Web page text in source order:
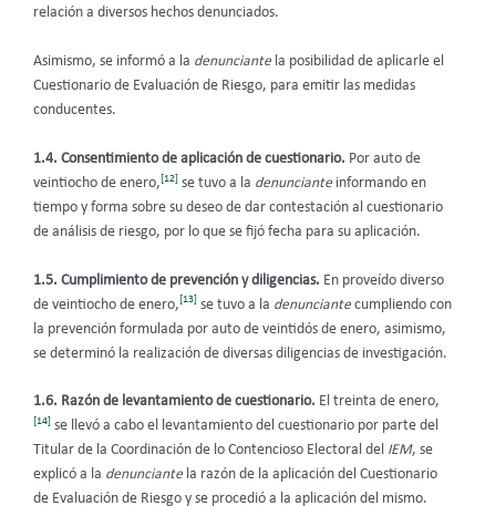
relación a diversos hechos denunciados.
Asimismo, se informó a la denunciantela posibilidad de aplicarle el
Cuestionario de Evaluación de Riesgo, para emitir las medidas
conducentes.
1.4. Consentimiento de aplicación de cuestionario. Por auto de
veintiocho de enero,[12] se tuvo a la denuncianteinformando en
tiempo y forma sobre su deseo de dar contestación al cuestionario
de análisis de riesgo, por lo que se fijó fecha para su aplicación.
1.5. Cumplimiento de prevención y diligencias. En proveído diverso
de veintiocho de enero, [13] se tuvo a la denunciantecumpliendo con
la prevención formulada por auto de veintidós de enero, asimismo,
se determinó la realización de diversas diligencias de investigación.
1.6. Razón de levantamiento de cuestionario. El treinta de enero,
[14] se llevó a cabo el levantamiento del cuestionario por parte del
Titular de la Coordinación de lo Contencioso Electoral del IEM, se
explicó a la denunciante la razón de la aplicación del Cuestionario
de Evaluación de Riesgo y se procedió a la aplicación del mismo.